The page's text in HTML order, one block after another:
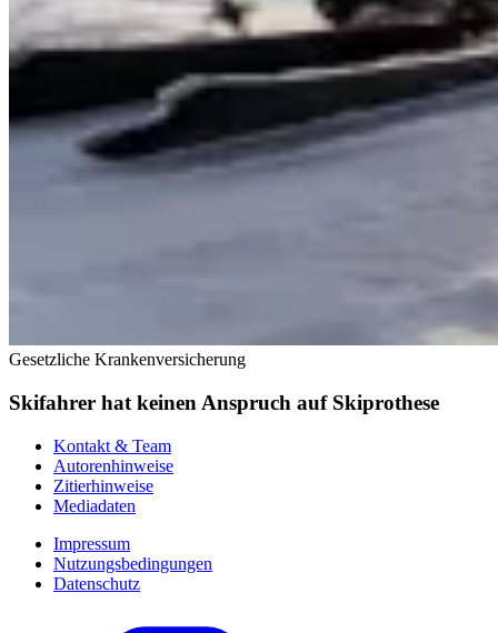
Gesetzliche Krankenversicherung
Skifahrer hat keinen Anspruch auf Skiprothese
Kontakt & Team
Autorenhinweise
Zitierhinweise
Mediadaten
Impressum
Nutzungsbedingungen
Datenschutz